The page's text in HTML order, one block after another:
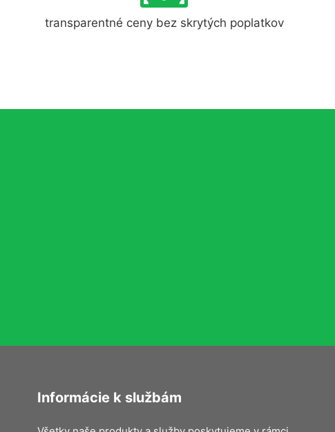
transparentné ceny bez skrytých poplatkov
Informácie k službám